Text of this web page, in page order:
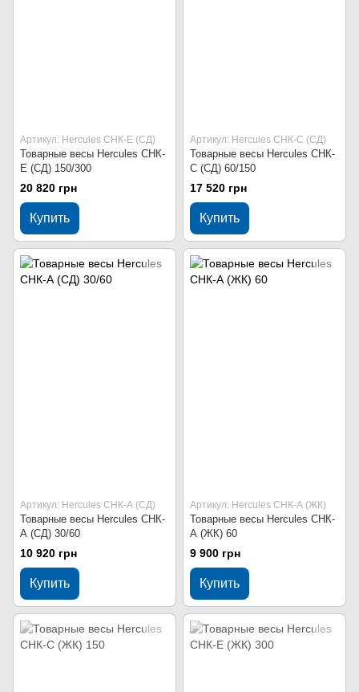
Артикул: Hercules СНК-Е (СД)
Товарные весы Hercules СНК-
Е (СД) 150/300
20 820 грн
Купить
Артикул: Hercules СНК-С (СД)
Товарные весы Hercules СНК-
С (СД) 60/150
17 520 грн
Купить
Артикул: Hercules СНК-А (СД)
Товарные весы Hercules СНК-
А (СД) 30/60
10 920 грн
Купить
Артикул: Hercules СНК-А (ЖК)
Товарные весы Hercules СНК-
А (ЖК) 60
9 900 грн
Купить